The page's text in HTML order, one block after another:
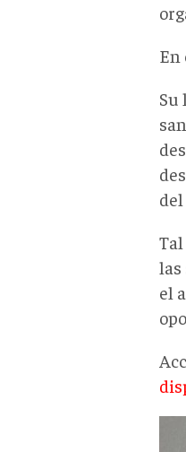
En
Su
las
el